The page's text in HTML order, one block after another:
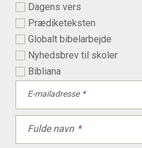
Dagens vers
Prædiketeksten
Globalt bibelarbejde
Nyhedsbrev til skoler
Bibliana
E-mailadresse
Fulde navn